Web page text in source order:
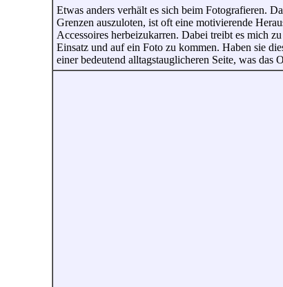
Etwas anders verhält es sich beim Fotografieren.
Grenzen auszuloten, ist oft eine motivierende
Accessoires herbeizukarren. Dabei treibt es mich
Einsatz und auf ein Foto zu kommen. Haben sie
einer bedeutend alltagstauglicheren Seite, was das